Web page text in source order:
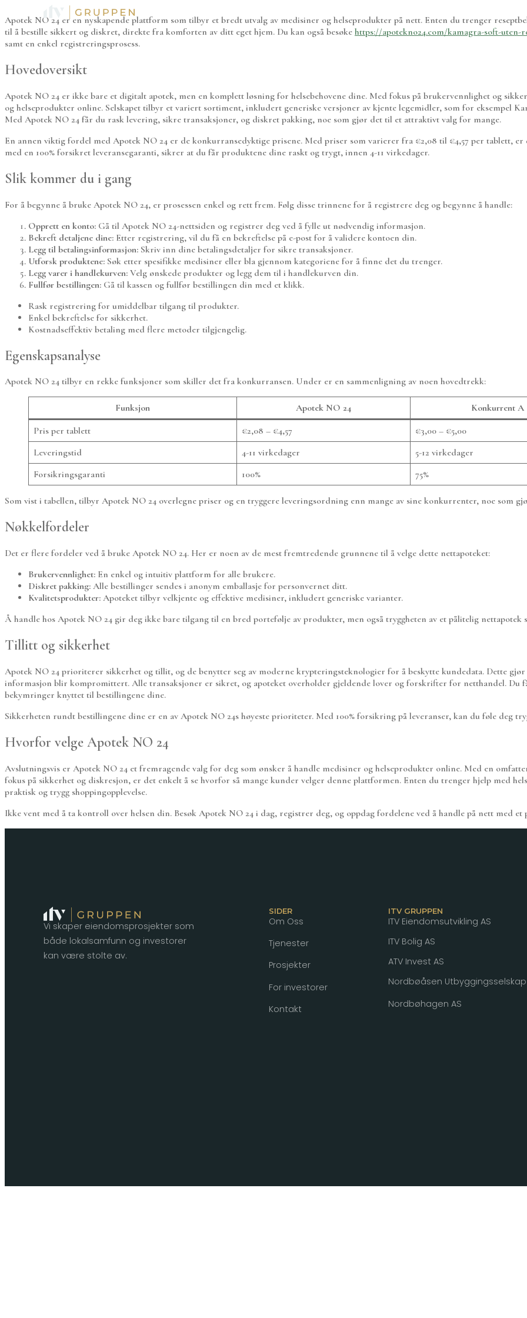
Apotek NO 24 er en nyskapende plattform som tilbyr et bredt utvalg av medisiner og helseprodukter på nett. Enten du trenger
til å bestille sikkert og diskret, direkte fra komforten av ditt eget hjem. Du kan også besøke https://apotekno24.com/kamagra-soft-uten-
samt en enkel registreringsprosess.
Hovedoversikt
Apotek NO 24 er ikke bare et digitalt apotek, men en komplett løsning for helsebehovene dine. Med fokus på brukervennlighet og
og helseprodukter online. Selskapet tilbyr et variert sortiment, inkludert generiske versjoner av kjente legemidler, som for eksempel
Med Apotek NO 24 får du rask levering, sikre transaksjoner, og diskret pakking, noe som gjør det til et attraktivt valg for mange.
En annen viktig fordel med Apotek NO 24 er de konkurransedyktige prisene. Med priser som varierer fra €2,08 til €4,57 per tablett,
med en 100% forsikret leveransegaranti, sikrer at du får produktene dine raskt og trygt, innen 4-11 virkedager.
Slik kommer du i gang
For å begynne å bruke Apotek NO 24, er prosessen enkel og rett frem. Følg disse trinnene for å registrere deg og begynne å handle:
Opprett en konto: Gå til Apotek NO 24-nettsiden og registrer deg ved å fylle ut nødvendig informasjon.
Bekreft detaljene dine: Etter registrering, vil du få en bekreftelse på e-post for å validere kontoen din.
Legg til betalingsinformasjon: Skriv inn dine betalingsdetaljer for sikre transaksjoner.
Utforsk produktene: Søk etter spesifikke medisiner eller bla gjennom kategoriene for å finne det du trenger.
Legg varer i handlekurven: Velg ønskede produkter og legg dem til i handlekurven din.
Fullfør bestillingen: Gå til kassen og fullfør bestillingen din med et klikk.
Rask registrering for umiddelbar tilgang til produkter.
Enkel bekreftelse for sikkerhet.
Kostnadseffektiv betaling med flere metoder tilgjengelig.
Egenskapsanalyse
Apotek NO 24 tilbyr en rekke funksjoner som skiller det fra konkurransen. Under er en sammenligning av noen hovedtrekk:
Funksjon Apotek NO 24 Konkurrent A
Pris per tablett
€2,08 – €4,57 €3,00 – €5,00
Leveringstid
4-11 virkedager 5-12 virkedager
Forsikringsgaranti
100% 75%
Som vist i tabellen, tilbyr Apotek NO 24 overlegne priser og en tryggere leveringsordning enn mange av sine konkurrenter, noe som
Nøkkelfordeler
Det er flere fordeler ved å bruke Apotek NO 24. Her er noen av de mest fremtredende grunnene til å velge dette nettapoteket:
Brukervennlighet: En enkel og intuitiv plattform for alle brukere.
Diskret pakking: Alle bestillinger sendes i anonym emballasje for personvernet ditt.
Kvalitetsprodukter: Apoteket tilbyr velkjente og effektive medisiner, inkludert generiske varianter.
Å handle hos Apotek NO 24 gir deg ikke bare tilgang til en bred portefølje av produkter, men også tryggheten av et pålitelig nettapotek
Tillitt og sikkerhet
Apotek NO 24 prioriterer sikkerhet og tillit, og de benytter seg av moderne krypteringsteknologier for å beskytte kundedata. Dette
informasjon blir kompromittert. Alle transaksjoner er sikret, og apoteket overholder gjeldende lover og forskrifter for netthandel. Du
bekymringer knyttet til bestillingene dine.
Sikkerheten rundt bestillingene dine er en av Apotek NO 24s høyeste prioriteter. Med 100% forsikring på leveranser, kan du føle deg
Hvorfor velge Apotek NO 24
Avslutningsvis er Apotek NO 24 et fremragende valg for deg som ønsker å handle medisiner og helseprodukter online. Med en
fokus på sikkerhet og diskresjon, er det enkelt å se hvorfor så mange kunder velger denne plattformen. Enten du trenger hjelp med
praktisk og trygg shoppingopplevelse.
Ikke vent med å ta kontroll over helsen din. Besøk Apotek NO 24 i dag, registrer deg, og oppdag fordelene ved å handle på nett med et
Vi skaper eiendomsprosjekter som
både lokalsamfunn og investorer
kan være stolte av.
SIDER
Om Oss
Tjenester
Prosjekter
For investorer
Kontakt
ITV GRUPPEN
ITV Eiendomsutvikling AS
ITV Bolig AS
ATV Invest AS
Nordbøåsen Utbyggingsselskap
Nordbøhagen AS